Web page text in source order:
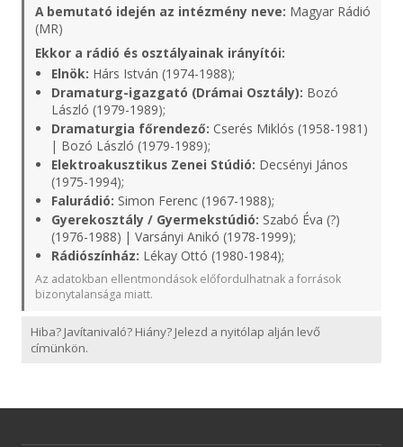
A bemutató idején az intézmény neve: Magyar Rádió
(MR)
Ekkor a rádió és osztályainak irányítói:
Elnök: Hárs István (1974-1988);
Dramaturg-igazgató (Drámai Osztály): Bozó
László (1979-1989);
Dramaturgia főrendező: Cserés Miklós (1958-1981)
| Bozó László (1979-1989);
Elektroakusztikus Zenei Stúdió: Decsényi János
(1975-1994);
Falurádió: Simon Ferenc (1967-1988);
Gyerekosztály / Gyermekstúdió: Szabó Éva (?)
(1976-1988) | Varsányi Anikó (1978-1999);
Rádiószínház: Lékay Ottó (1980-1984);
Az adatokban ellentmondások előfordulhatnak a források
bizonytalansága miatt.
Hiba? Javítanivaló? Hiány? Jelezd a nyitólap alján levő
címünkön.